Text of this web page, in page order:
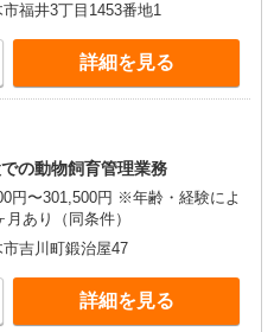
福井3丁目1453番地1
詳細を見る
の動物飼育管理業務
円〜301,500円 ※年齢・経験によ
月あり（同条件）
吉川町鍛治屋47
詳細を見る